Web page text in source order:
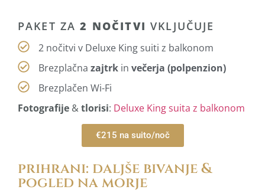
PAKET ZA2 NOČITVI VKLJUČUJE
2 nočitvi v Deluxe King suiti z balkonom
Brezplačna zajtrk in večerja (polpenzion)
Brezplačen Wi-Fi
Fotografije &tlorisi: Deluxe King suita z balkonom
€215 na suito/noč
prihrani: daljše bivanje &
pogled na morje